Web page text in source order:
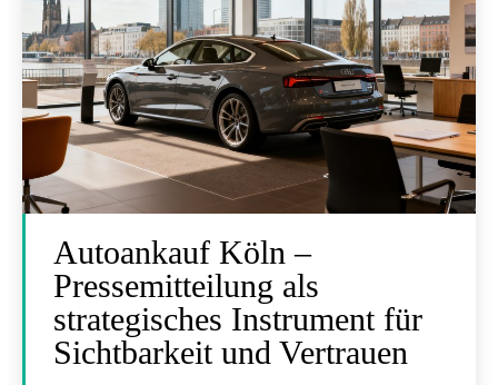
Autoankauf Köln –
Pressemitteilung als
strategisches Instrument für
Sichtbarkeit und Vertrauen